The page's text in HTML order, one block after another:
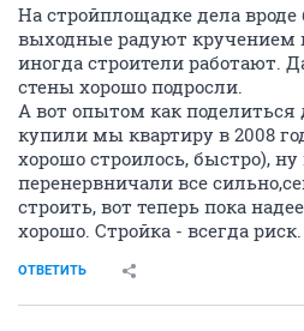
На стройплощадке дела
выходные радуют кручением
иногда строители работают.
стены хорошо подросли.
А вот опытом как
купили мы квартиру в 2008
хорошо строилось, быстро), ну
перенервничали все
строить, вот теперь пока
хорошо. Стройка - всегда риск.
ОТВЕТИТЬ